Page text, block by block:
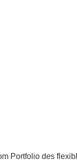
Portfolio des